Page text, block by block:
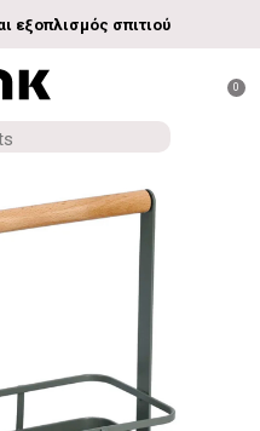
εξοπλισμός σπιτιού
0